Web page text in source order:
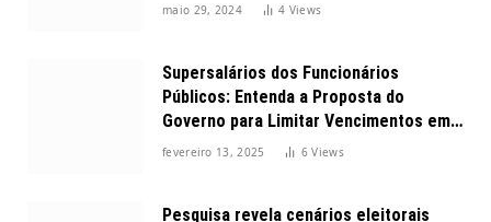
maio 29, 2024 4 Views
Supersalários dos Funcionários
Públicos: Entenda a Proposta do
Governo para Limitar Vencimentos em
2025
fevereiro 13, 2025 6Views
Pesquisa revela cenários eleitorais